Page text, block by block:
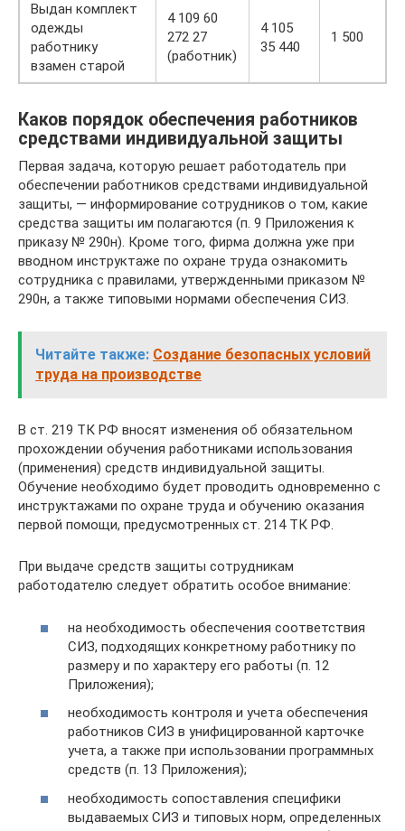
Выдан комплект
одежды
работнику
взамен старой
4 109 60
272 27
(работник)
4 105
35 440
1 500
Каков порядок обеспечения работников
средствами индивидуальной защиты
Первая задача, которую решает работодатель при
обеспечении работников средствами индивидуальной
защиты, — информирование сотрудников о том, какие
средства защиты им полагаются (п. 9 Приложения к
приказу № 290н). Кроме того, фирма должна уже при
вводном инструктаже по охране труда ознакомить
сотрудника с правилами, утвержденными приказом №
290н, а также типовыми нормами обеспечения СИЗ.
Читайте также: Создание безопасных условий
труда на производстве
В ст. 219 ТК РФ вносят изменения об обязательном
прохождении обучения работниками использования
(применения) средств индивидуальной защиты.
Обучение необходимо будет проводить одновременно с
инструктажами по охране труда и обучению оказания
первой помощи, предусмотренных ст. 214 ТК РФ.
При выдаче средств защиты сотрудникам
работодателю следует обратить особое внимание:
на необходимость обеспечения соответствия
СИЗ, подходящих конкретному работнику по
размеру и по характеру его работы (п. 12
Приложения);
необходимость контроля и учета обеспечения
работников СИЗ в унифицированной карточке
учета, а также при использовании программных
средств (п. 13 Приложения);
необходимость сопоставления специфики
выдаваемых СИЗ и типовых норм, определенных